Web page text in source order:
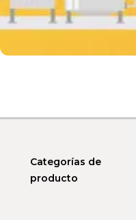
Categorías de
producto